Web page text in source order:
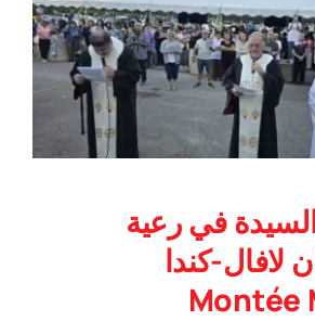
في رعية
لافال-كندا
Montée